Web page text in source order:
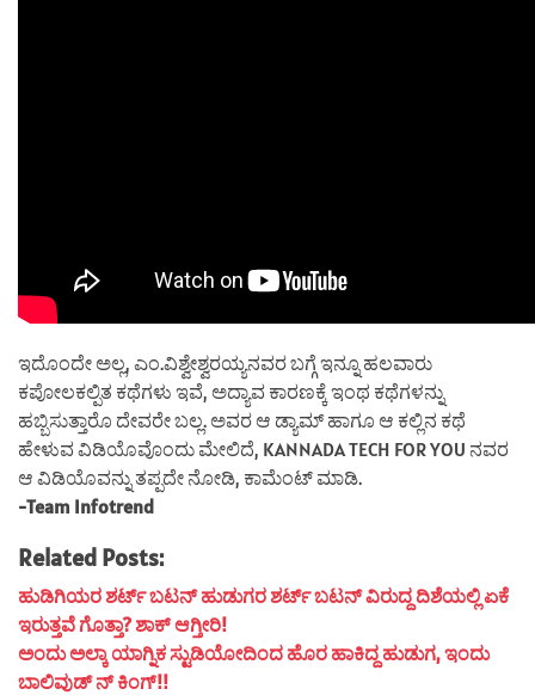
ಇದೊಂದೇ ಅಲ್ಲ, ಎಂ.ವಿಶ್ವೇಶ್ವರಯ್ಯನವರ ಬಗ್ಗೆ ಇನ್ನೂ ಹಲವಾರು
ಕಪೋಲಕಲ್ಪಿತ ಕಥೆಗಳು ಇವೆ, ಅದ್ಯಾವ ಕಾರಣಕ್ಕೆ ಇಂಥ ಕಥೆಗಳನ್ನು
ಹಬ್ಬಿಸುತ್ತಾರೊ ದೇವರೇ ಬಲ್ಲ. ಅವರ ಆ ಡ್ಯಾಮ್ ಹಾಗೂ ಆ ಕಲ್ಲಿನ ಕಥೆ
ಹೇಳುವ ವಿಡಿಯೊವೊಂದು ಮೇಲಿದೆ, KANNADA TECH FOR YOU ನವರ
ಆ ವಿಡಿಯೊವನ್ನು ತಪ್ಪದೇ ನೋಡಿ, ಕಾಮೆಂಟ್ ಮಾಡಿ.
-Team Infotrend
Related Posts:
ಹುಡಿಗಿಯರ ಶರ್ಟ್ ಬಟನ್ ಹುಡುಗರ ಶರ್ಟ್ ಬಟನ್ ವಿರುದ್ದ ದಿಶೆಯಲ್ಲಿ ಏಕೆ
ಇರುತ್ತವೆ ಗೊತ್ತಾ? ಶಾಕ್ ಆಗ್ತೀರಿ!
ಅಂದು ಅಲ್ಕಾ ಯಾಗ್ನಿಕ ಸ್ಟುಡಿಯೋದಿಂದ ಹೊರ ಹಾಕಿದ್ದ ಹುಡುಗ, ಇಂದು
ಬಾಲಿವುಡ್ ನ್ ಕಿಂಗ್!!